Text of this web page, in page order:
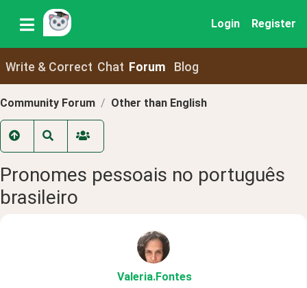
Login Register
Write & Correct Chat Forum Blog
Community Forum Other than English
Pronomes pessoais no português
brasileiro
Valeria.Fontes